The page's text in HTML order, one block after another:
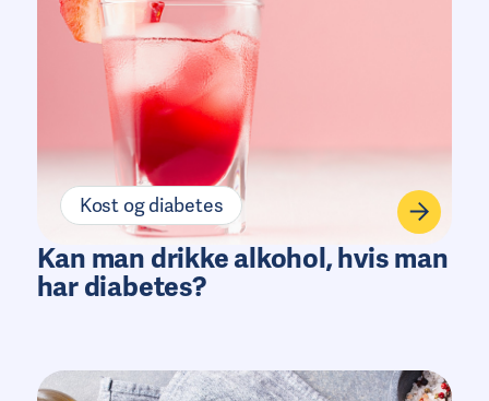
Kost og diabetes
Kan man drikke alkohol, hvis man
har diabetes?